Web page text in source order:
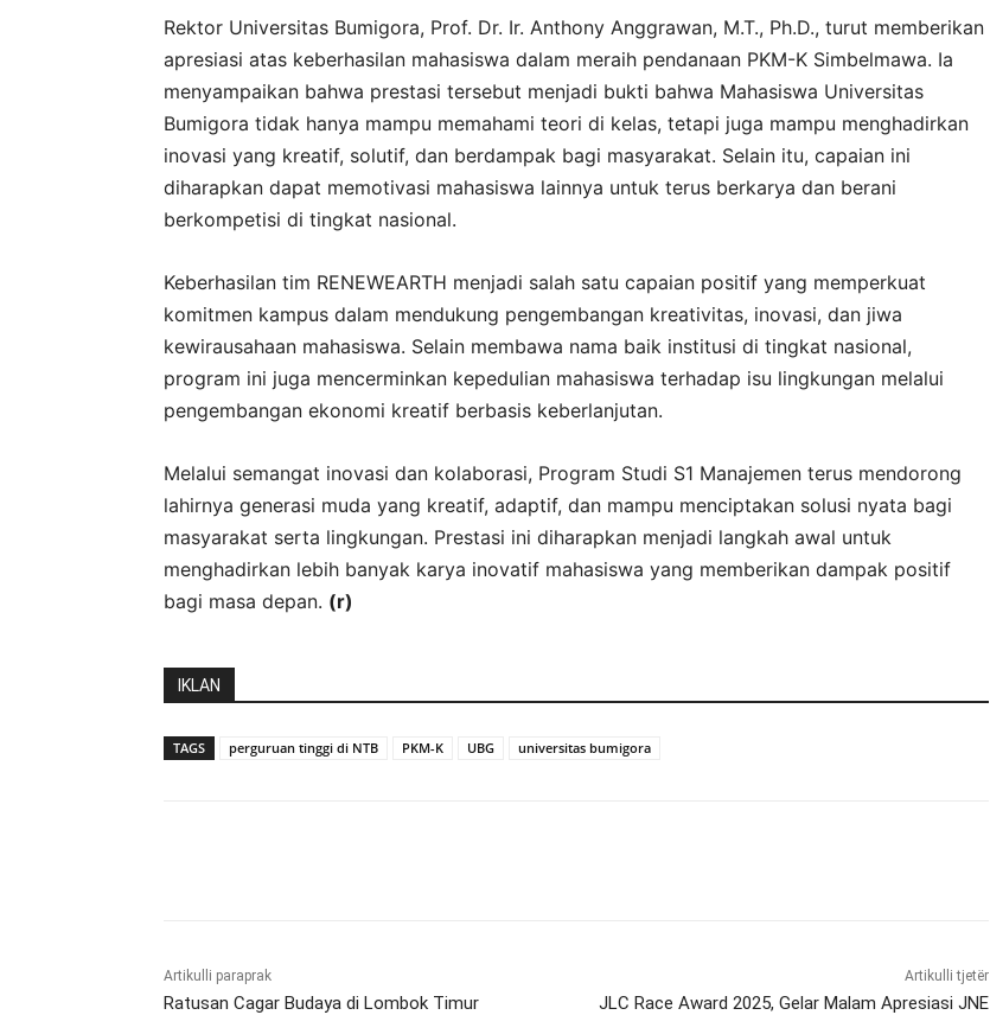
Rektor Universitas Bumigora, Prof. Dr. Ir. Anthony Anggrawan, M.T., Ph.D., turut memberikan
apresiasi atas keberhasilan mahasiswa dalam meraih pendanaan PKM-K Simbelmawa. Ia
menyampaikan bahwa prestasi tersebut menjadi bukti bahwa Mahasiswa Universitas
Bumigora tidak hanya mampu memahami teori di kelas, tetapi juga mampu menghadirkan
inovasi yang kreatif, solutif, dan berdampak bagi masyarakat. Selain itu, capaian ini
diharapkan dapat memotivasi mahasiswa lainnya untuk terus berkarya dan berani
berkompetisi di tingkat nasional.
Keberhasilan tim RENEWEARTH menjadi salah satu capaian positif yang memperkuat
komitmen kampus dalam mendukung pengembangan kreativitas, inovasi, dan jiwa
kewirausahaan mahasiswa. Selain membawa nama baik institusi di tingkat nasional,
program ini juga mencerminkan kepedulian mahasiswa terhadap isu lingkungan melalui
pengembangan ekonomi kreatif berbasis keberlanjutan.
Melalui semangat inovasi dan kolaborasi, Program Studi S1 Manajemen terus mendorong
lahirnya generasi muda yang kreatif, adaptif, dan mampu menciptakan solusi nyata bagi
masyarakat serta lingkungan. Prestasi ini diharapkan menjadi langkah awal untuk
menghadirkan lebih banyak karya inovatif mahasiswa yang memberikan dampak positif
bagi masa depan. (r)
IKLAN
TAGS perguruan tinggi di NTB PKM-K UBG universitas bumigora
Artikulli paraprak
Ratusan Cagar Budaya di Lombok Timur
Artikulli tjetër
JLC Race Award 2025, Gelar Malam Apresiasi JNE